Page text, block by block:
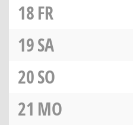
18FR
19SA
20SO
21 MO